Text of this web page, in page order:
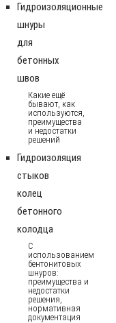
Гидроизоляционные
шнуры
для
бетонных
швов
Какие ещё
бывают, как
используются,
преимущества
и недостатки
решений
Гидроизоляция
стыков
колец
бетонного
колодца
С
использованием
бентонитовых
шнуров:
преимущества и
недостатки
решения,
нормативная
документация